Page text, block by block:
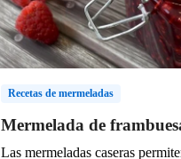
Recetas de mermeladas
Mermelada de
Las mermeladas caseras